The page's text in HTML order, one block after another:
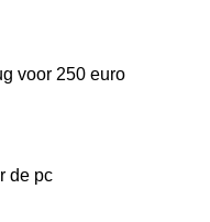
voor 250 euro
de pc